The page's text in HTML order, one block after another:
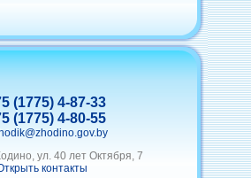
(1775) 4-87-33
(1775) 4-80-55
ул. 40 лет Октября, 7
контакты